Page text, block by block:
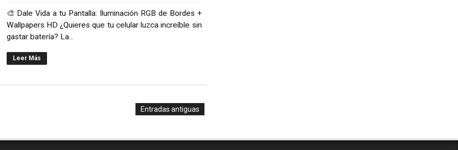
🎨 Dale Vida a tu Pantalla: Iluminación RGB de Bordes +
Wallpapers HD ¿Quieres que tu celular luzca increíble sin
gastar batería? La...
Leer Más
Entradas antiguas